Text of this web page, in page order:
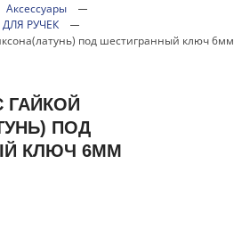
Аксессуары
РУЧЕК
под шестигранный ключ 6мм
ГАЙКОЙ
ПОД
КЛЮЧ 6ММ